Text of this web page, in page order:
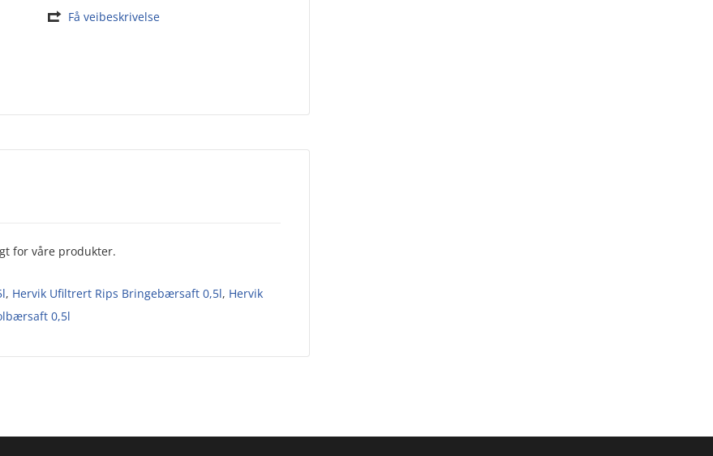
Få veibeskrivelse
for våre produkter.
, Hervik Ufiltrert Rips Bringebærsaft 0,5l, Hervik
0,5l